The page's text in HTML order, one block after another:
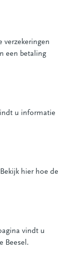
verzekeringen
een betaling
u informatie
hier hoe de
vindt u
Beesel.